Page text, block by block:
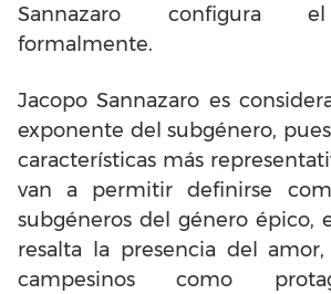
Sannazaro configura
formalmente.
Jacopo Sannazaro es
exponente del subgénero,
características más
van a permitir definirse
subgéneros del género épico,
resalta la presencia del
campesinos como